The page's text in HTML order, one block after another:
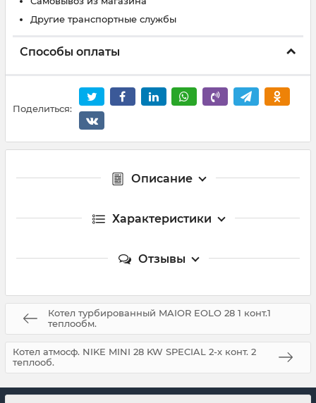
Другие транспортные службы
Способы оплаты
Поделиться:
Описание
Характеристики
Отзывы
Котел турбированный MAIOR EOLO 28 1 конт.1
теплообм.
Котел атмосф. NIKE MINI 28 KW SPECIAL 2-х конт. 2
теплооб.